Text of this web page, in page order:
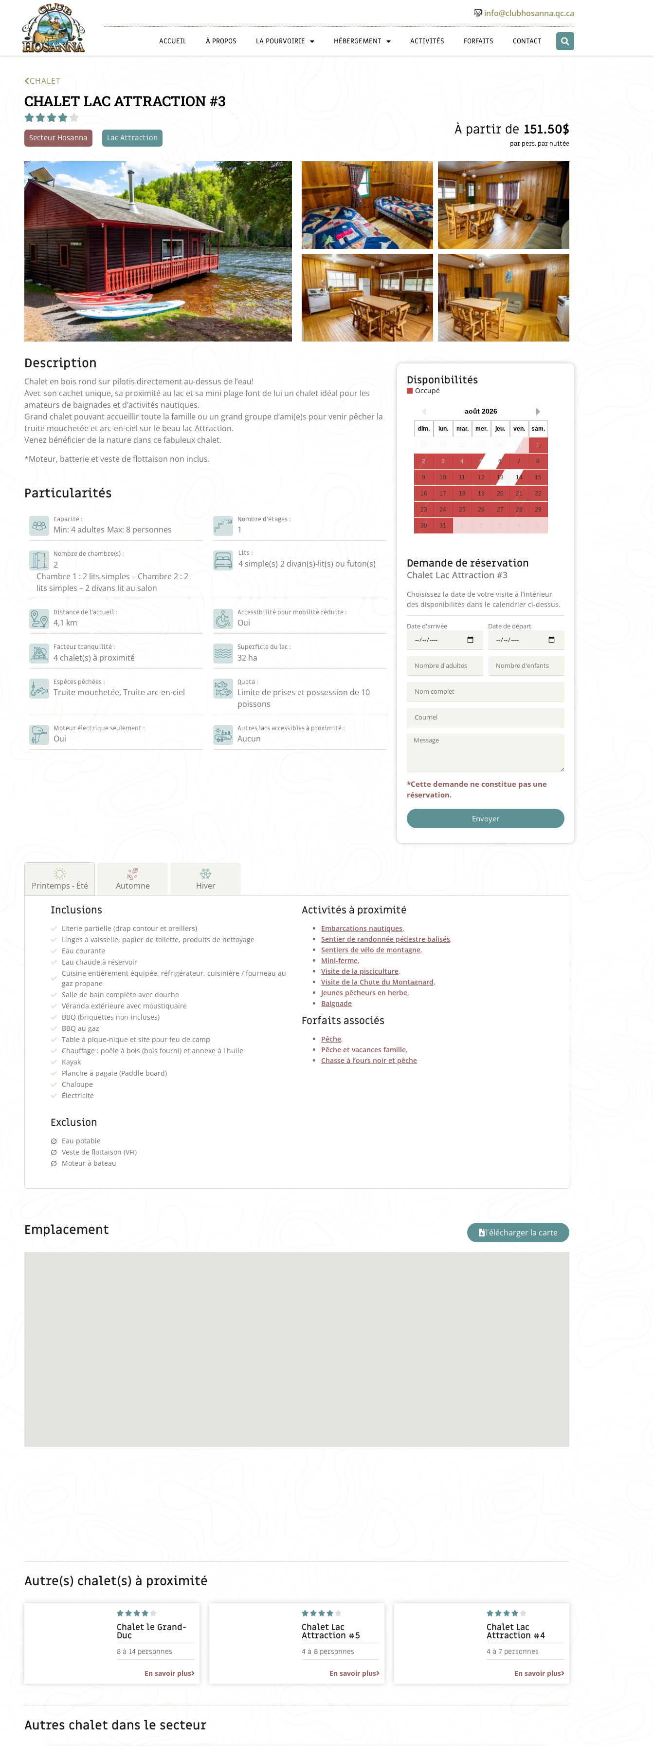
info@clubhosanna.qc.ca
ACCUEIL À PROPOS LA POURVOIRIE HÉBERGEMENT ACTIVITÉS FORFAITS CONTACT
CHALET
CHALET LAC ATTRACTION #3
    
Secteur Hosanna Lac Attraction À partir de 151.50$
par pers. par nuitée
Description
Chalet en bois rond sur pilotis directement au-dessus de l’eau!
Avec son cachet unique, sa proximité au lac et sa mini plage font de lui un chalet idéal pour les
amateurs de baignades et d’activités nautiques.
Grand chalet pouvant accueillir toute la famille ou un grand groupe d’ami(e)s pour venir pêcher la
truite mouchetée et arc-en-ciel sur le beau lac Attraction.
Venez bénéficier de la nature dans ce fabuleux chalet.
*Moteur, batterie et veste de flottaison non inclus.
Particularités
Capacité :
Min: 4 adultes Max: 8 personnes
Nombre d’étages :
1
Nombre de chambre(s) :
2
Chambre 1 : 2 lits simples – Chambre 2 : 2
lits simples – 2 divans lit au salon
Lits :
4 simple(s) 2 divan(s)-lit(s) ou futon(s)
Distance de l’accueil :
4,1 km
Accessibilité pour mobilité réduite :
Oui
Facteur tranquilité :
4 chalet(s) à proximité
Superficie du lac :
32 ha
Espèces pêchées :
Truite mouchetée, Truite arc-en-ciel
Quota :
Limite de prises et possession de 10
poissons
Moteur électrique seulement :
Oui
Autres lacs accessibles à proximité :
Aucun
Disponibilités
Occupé
août 2026
dim. lun. mar. mer. jeu. ven. sam.
31 1
2 3 4 5 6 7 8
9 10 11 12 13 14 15
16 17 18 19 20 21 22
23 24 25 26 27 28 29
30 31 1 2 3 4 5
Demande de réservation
Chalet Lac Attraction #3
Choisissez la date de votre visite à l’intérieur
des disponibilités dans le calendrier ci-dessus.
Date d'arrivée Date de départ
*Cette demande ne constitue pas une
réservation.
Envoyer
Printemps - Été Automne Hiver
Inclusions
Literie partielle (drap contour et oreillers)
Linges à vaisselle, papier de toilette, produits de nettoyage
Eau courante
Eau chaude à réservoir
Cuisine entièrement équipée, réfrigérateur, cuisinière / fourneau au
gaz propane
Salle de bain complète avec douche
Véranda extérieure avec moustiquaire
BBQ (briquettes non-incluses)
BBQ au gaz
Table à pique-nique et site pour feu de camp
Chauffage : poêle à bois (bois fourni) et annexe à l'huile
Kayak
Planche à pagaie (Paddle board)
Chaloupe
Électricité
Exclusion
Eau potable
Veste de flottaison (VFI)
Moteur à bateau
Activités à proximité
Embarcations nautiques,
Sentier de randonnée pédestre balisés,
Sentiers de vélo de montagne,
Mini-ferme,
Visite de la pisciculture,
Visite de la Chute du Montagnard,
Jeunes pêcheurs en herbe,
Baignade
Forfaits associés
Pêche,
Pêche et vacances famille,
Chasse à l’ours noir et pêche
Emplacement Télécharger la carte
Autre(s) chalet(s) à proximité
    
Chalet le Grand-
Duc
8 à 14 personnes
En savoir plus
    
Chalet Lac
Attraction #5
4 à 8 personnes
En savoir plus
    
Chalet Lac
Attraction #4
4 à 7 personnes
En savoir plus
Autres chalet dans le secteur